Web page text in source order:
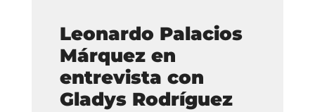
Leonardo Palacios
Márquez en
entrevista con
Gladys Rodríguez